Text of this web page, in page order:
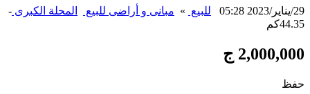
29/يناير/2023 05:28 للبيع » مبانى و أراضى للبيع المحلة الكبرى -
44.35كم
2,000,000 ج
حفظ